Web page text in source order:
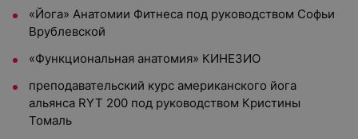
«Йога» Анатомии Фитнеса под руководством Софьи
Врублевской
«Функциональная анатомия» КИНЕЗИО
преподавательский курс американского йога
альянса RYT 200 под руководством Кристины
Томаль